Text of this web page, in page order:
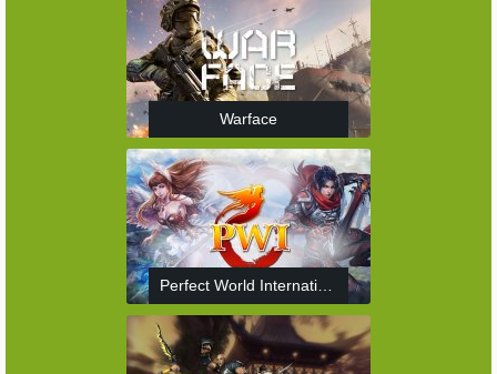
Warface
Perfect World International